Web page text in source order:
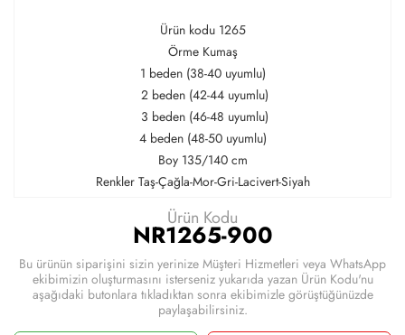
Ürün kodu 1265
Örme Kumaş
1 beden (38-40 uyumlu)
2 beden (42-44 uyumlu)
3 beden (46-48 uyumlu)
4 beden (48-50 uyumlu)
Boy 135/140 cm
Renkler Taş-Çağla-Mor-Gri-Lacivert-Siyah
Ürün Kodu
NR1265-900
Bu ürünün siparişini sizin yerinize Müşteri Hizmetleri veya WhatsApp
ekibimizin oluşturmasını isterseniz yukarıda yazan Ürün Kodu'nu
aşağıdaki butonlara tıkladıktan sonra ekibimizle görüştüğünüzde
paylaşabilirsiniz.